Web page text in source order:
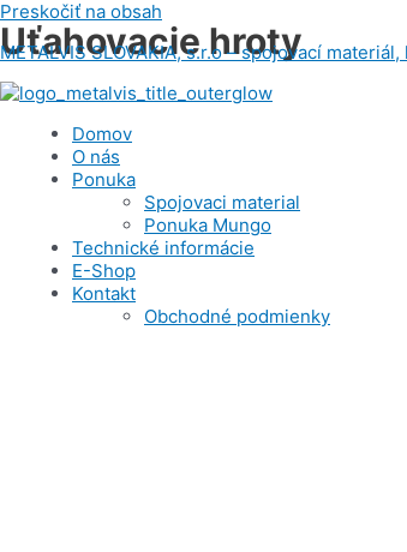
Preskočiť na obsah
METALVIS SLOVAKIA, s.r.o – spojovací
Domov
O nás
Ponuka
Spojovaci material
Ponuka Mungo
Technické informácie
E-Shop
Kontakt
Obchodné podmienky
Uťahovacie hroty